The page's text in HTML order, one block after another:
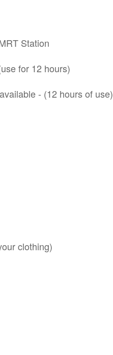
Station
for 12 hours)
- (12 hours of use)
clothing)